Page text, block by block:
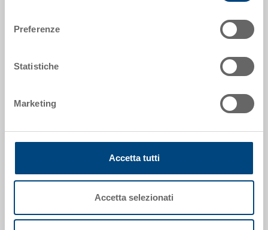
Preferenze
Statistiche
Marketing
Accetta tutti
Accetta selezionati
Quantità
su richiesta
CHF 15.15